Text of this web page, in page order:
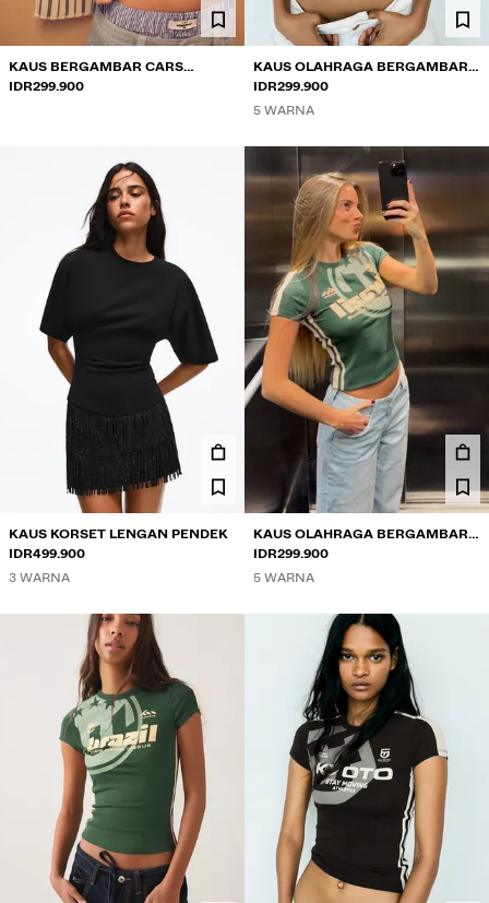
KAUS BERGAMBAR CARS
LENGAN PENDEK
IDR299.900
KAUS OLAHRAGA BERGAMBAR
LENGAN PENDEK
IDR299.900
5 WARNA
KAUS KORSET LENGAN PENDEK
IDR499.900
3 WARNA
KAUS OLAHRAGA BERGAMBAR
LENGAN PENDEK
IDR299.900
5 WARNA